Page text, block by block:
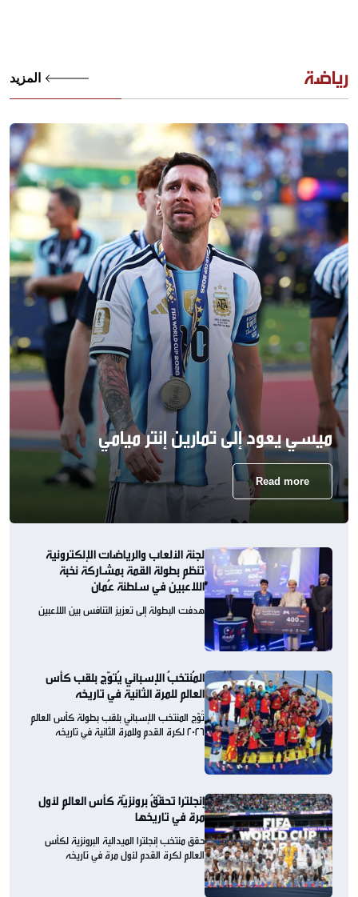
رياضة المزيد
ميسي يعود إلى تمارين إنتر ميامي
Read more
لجنة الألعاب والرياضات الإلكترونية
تنظم بطولة القمة بمشاركة نخبة
اللاعبين في سلطنة عُمان
هدفت البطولة إلى تعزيز التنافس بين اللاعبين
المُنتخبُ الإسباني يُتوّج بلقب كأس
العالم للمرة الثانية في تاريخه
تُوّج المنتخب الإسباني بلقب بطولة كأس العالم
2026 لكرة القدم وللمرة الثانية في تاريخه
إنجلترا تحقّقُ برونزيّة كأس العالم لأول
مرة في تاريخها
حقق منتخب إنجلترا الميدالية البرونزية لكأس
العالم لكرة القدم لأول مرة في تاريخه